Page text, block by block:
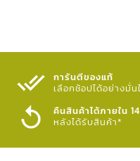
การันตีของแท้
เลือกช้อปได้อย่างมั่น
คืนสินค้าได้ภายใน
หลังได้รับสินค้า*